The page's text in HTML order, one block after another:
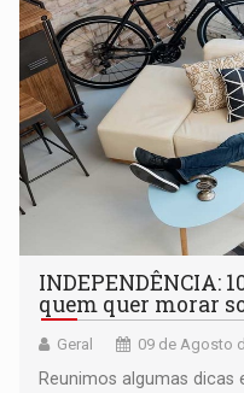
INDEPENDÊNCIA:
quem quer morar
Geral 09 de Agosto
Reunimos algumas